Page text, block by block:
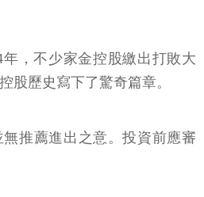
年，不少家金控股繳出打敗大
股歷史寫下了驚奇篇章。
推薦進出之意。投資前應審